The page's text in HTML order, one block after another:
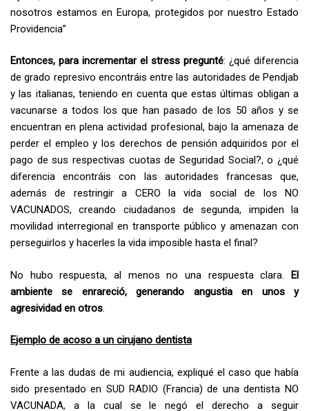
nosotros estamos en Europa, protegidos por nuestro Estado
Providencia”
Entonces, para incrementar el stress pregunté: ¿qué diferencia
de grado represivo encontráis entre las autoridades de Pendjab
y las italianas, teniendo en cuenta que estas últimas obligan a
vacunarse a todos los que han pasado de los 50 años y se
encuentran en plena actividad profesional, bajo la amenaza de
perder el empleo y los derechos de pensión adquiridos por el
pago de sus respectivas cuotas de Seguridad Social?, o ¿qué
diferencia encontráis con las autoridades francesas que,
además de restringir a CERO la vida social de los NO
VACUNADOS, creando ciudadanos de segunda, impiden la
movilidad interregional en transporte público y amenazan con
perseguirlos y hacerles la vida imposible hasta el final?
No hubo respuesta, al menos no una respuesta clara. El
ambiente se enrareció, generando angustia en unos y
agresividad en otros
Ejemplo de acoso a un cirujano dentista
Frente a las dudas de mi audiencia, expliqué el caso que había
sido presentado en SUD RADIO (Francia) de una dentista NO
VACUNADA, a la cual se le negó el derecho a seguir